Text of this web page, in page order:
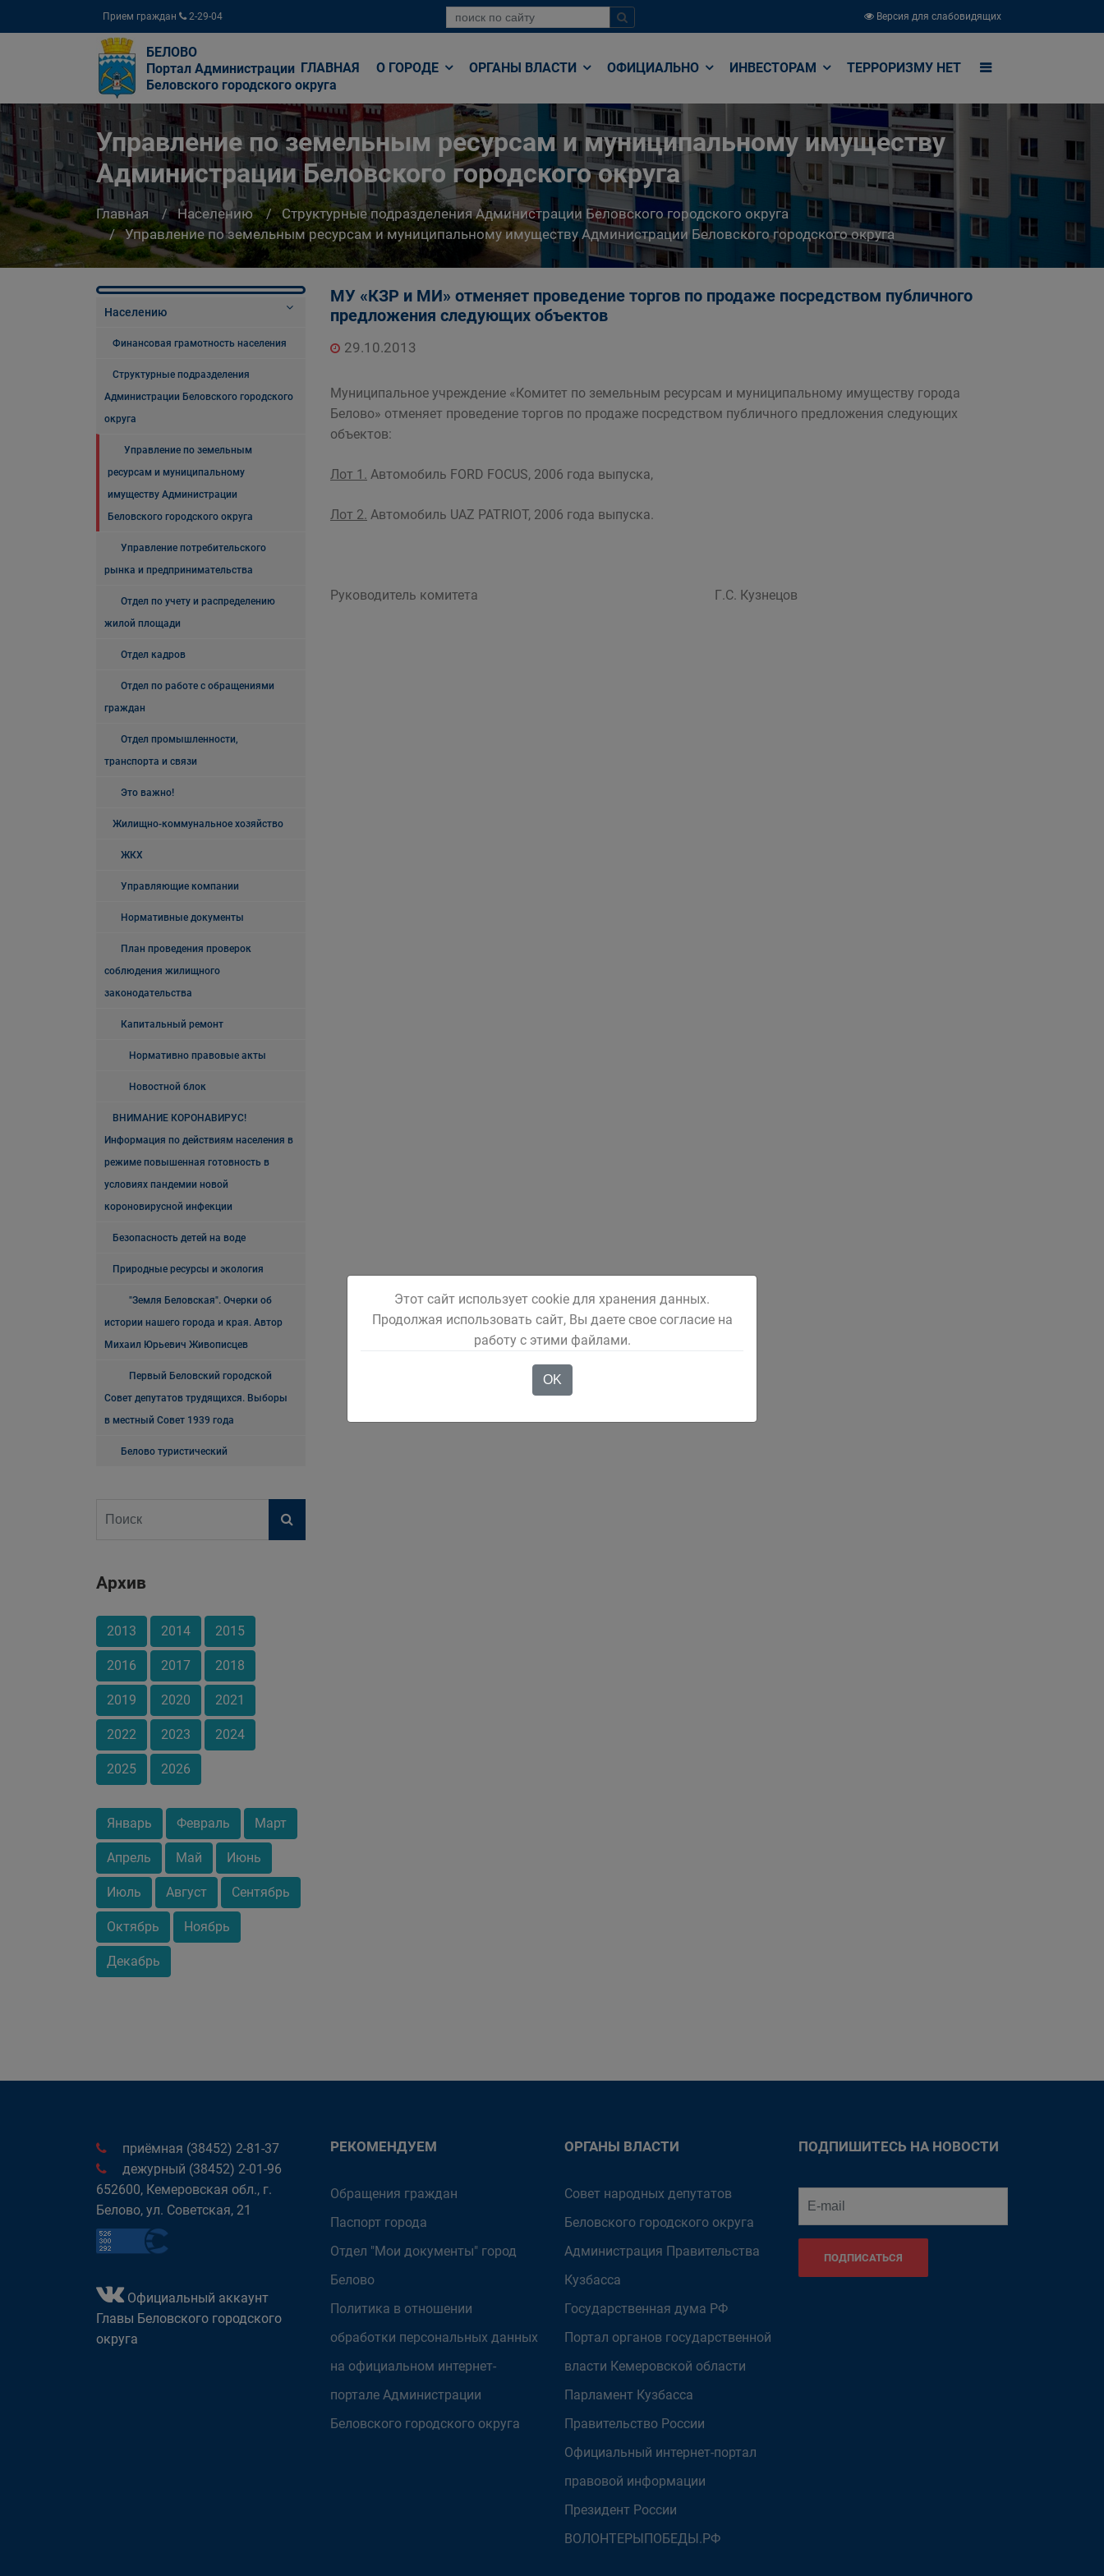
Прием граждан 2-29-04 Версия для слабовидящих
БЕЛОВО
Портал Администрации
Беловского городского округа
ГЛАВНАЯ О ГОРОДЕ ОРГАНЫ ВЛАСТИ ОФИЦИАЛЬНО ИНВЕСТОРАМ ТЕРРОРИЗМУ НЕТ
Управление по земельным ресурсам и муниципальному имуществу
Администрации Беловского городского округа
Главная Населению
Структурные подразделения Администрации Беловского городского округа
Управление по земельным ресурсам и муниципальному имуществу Администрации Беловского городского округа
Населению
Финансовая грамотность населения
Структурные подразделения
Администрации Беловского городского
округа
Управление по земельным
ресурсам и муниципальному
имуществу Администрации
Беловского городского округа
Управление потребительского
рынка и предпринимательства
Отдел по учету и распределению
жилой площади
Отдел кадров
Отдел по работе с обращениями
граждан
Отдел промышленности,
транспорта и связи
Это важно!
Жилищно-коммунальное хозяйство
ЖКХ
Управляющие компании
Нормативные документы
План проведения проверок
соблюдения жилищного
законодательства
Капитальный ремонт
Нормативно правовые акты
Новостной блок
ВНИМАНИЕ КОРОНАВИРУС!
Информация по действиям населения в
режиме повышенная готовность в
условиях пандемии новой
короновирусной инфекции
Безопасность детей на воде
Природные ресурсы и экология
"Земля Беловская". Очерки об
истории нашего города и края. Автор
Михаил Юрьевич Живописцев
Первый Беловский городской
Совет депутатов трудящихся. Выборы
в местный Совет 1939 года
Белово туристический
Архив
2013 2014 2015
2016 2017 2018
2019 2020 2021
2022 2023 2024
2025 2026
Январь Февраль Март
Апрель Май Июнь
Июль Август Сентябрь
Октябрь Ноябрь
Декабрь
МУ «КЗР и МИ» отменяет проведение торгов по продаже посредством публичного
предложения следующих объектов
29.10.2013
Муниципальное учреждение «Комитет по земельным ресурсам и муниципальному имуществу города
Белово» отменяет проведение торгов по продаже посредством публичного предложения следующих
объектов:
Лот 1. Автомобиль FORD FOCUS, 2006 года выпуска,
Лот 2. Автомобиль UAZ PATRIOT, 2006 года выпуска.
Руководитель комитета Г.С. Кузнецов
приёмная (38452) 2-81-37
дежурный (38452) 2-01-96
652600, Кемеровская обл., г.
Белово, ул. Советская, 21
Официальный аккаунт
Главы Беловского городского
округа
РЕКОМЕНДУЕМ
Обращения граждан
Паспорт города
Отдел "Мои документы" город
Белово
Политика в отношении
обработки персональных данных
на официальном интернет-
портале Администрации
Беловского городского округа
ОРГАНЫ ВЛАСТИ
Совет народных депутатов
Беловского городского округа
Администрация Правительства
Кузбасса
Государственная дума РФ
Портал органов государственной
власти Кемеровской области
Парламент Кузбасса
Правительство России
Официальный интернет-портал
правовой информации
Президент России
ВОЛОНТЕРЫПОБЕДЫ.РФ
ПОДПИШИТЕСЬ НА НОВОСТИ
ПОДПИСАТЬСЯ
Этот сайт использует cookie для хранения данных.
Продолжая использовать сайт, Вы даете свое согласие на
работу с этими файлами.
OK